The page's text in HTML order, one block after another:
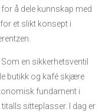
å dele kunnskap med
et slikt konsept i
en sikkerhetsventil
butikk og kafé skjære
fundament i
sitteplasser. I dag er